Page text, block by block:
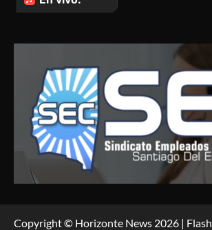
Copyright © Horizonte News 2026 | Flash